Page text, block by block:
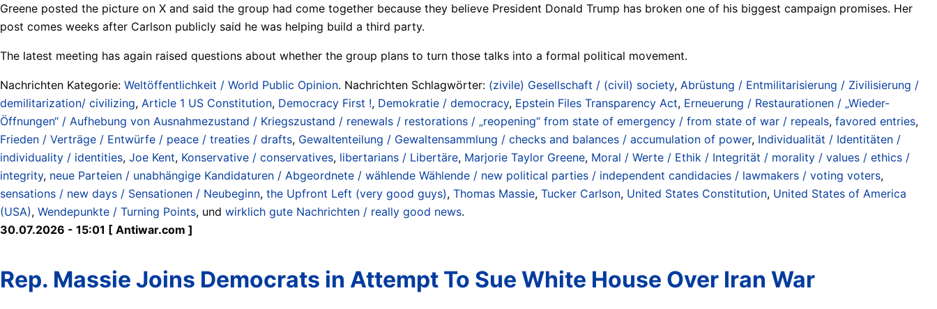
Greene posted the picture on X and said the group had come together because they believe President Donald Trump has broken one of his biggest campaign promises. Her
post comes weeks after Carlson publicly said he was helping build a third party.
The latest meeting has again raised questions about whether the group plans to turn those talks into a formal political movement.
Nachrichten Kategorie: Weltöffentlichkeit / World Public Opinion. Nachrichten Schlagwörter: (zivile) Gesellschaft / (civil) society, Abrüstung / Entmilitarisierung / Zivilisierung /
demilitarization/ civilizing, Article 1 US Constitution, Democracy First !, Demokratie / democracy, Epstein Files Transparency Act, Erneuerung / Restaurationen / „Wieder-
Öffnungen“ / Aufhebung von Ausnahmezustand / Kriegszustand / renewals / restorations / „reopening“ from state of emergency / from state of war / repeals, favored entries,
Frieden / Verträge / Entwürfe / peace / treaties / drafts, Gewaltenteilung / Gewaltensammlung / checks and balances / accumulation of power, Individualität / Identitäten /
individuality / identities, Joe Kent, Konservative / conservatives, libertarians / Libertäre, Marjorie Taylor Greene, Moral / Werte / Ethik / Integrität / morality / values / ethics /
integrity, neue Parteien / unabhängige Kandidaturen / Abgeordnete / wählende Wählende / new political parties / independent candidacies / lawmakers / voting voters,
sensations / new days / Sensationen / Neubeginn, the Upfront Left (very good guys), Thomas Massie, Tucker Carlson, United States Constitution, United States of America
(USA), Wendepunkte / Turning Points, und wirklich gute Nachrichten / really good news.
30.07.2026 - 15:01 [ Antiwar.com ]
Rep. Massie Joins Democrats in Attempt To Sue White House Over Iran War